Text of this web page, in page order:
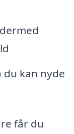
kan nyde
får du